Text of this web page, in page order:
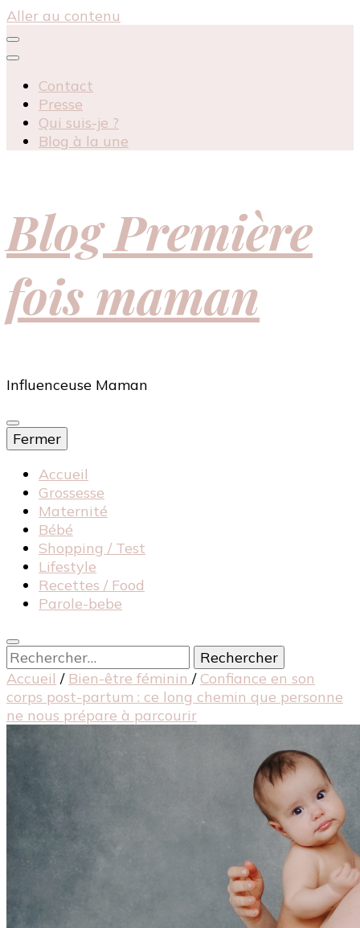
Aller au contenu
Contact
Presse
Qui suis-je ?
Blog à la une
Blog Première
fois maman
Influenceuse Maman
Fermer
Accueil
Grossesse
Maternité
Bébé
Shopping / Test
Lifestyle
Recettes / Food
Parole-bebe
Rechercher :
Accueil / Bien-être féminin / Confiance en son
corps post-partum : ce long chemin que personne
ne nous prépare à parcourir